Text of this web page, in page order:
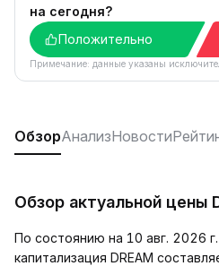
на сегодня?
Положительно
Примечание: данные указаны
ОбзорАнализНовости
Обзор актуальной цены
По состоянию на 10 авг. 2026
капитализация DREAM